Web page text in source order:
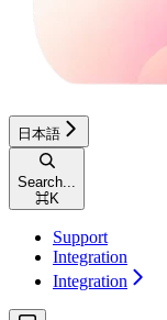
日本語
Search...
⌘K
Support
Integration
Integration